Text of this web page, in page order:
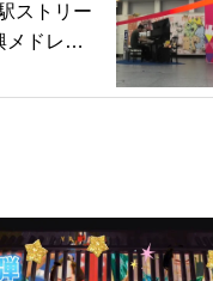
ストリー
メドレー
狼は天使